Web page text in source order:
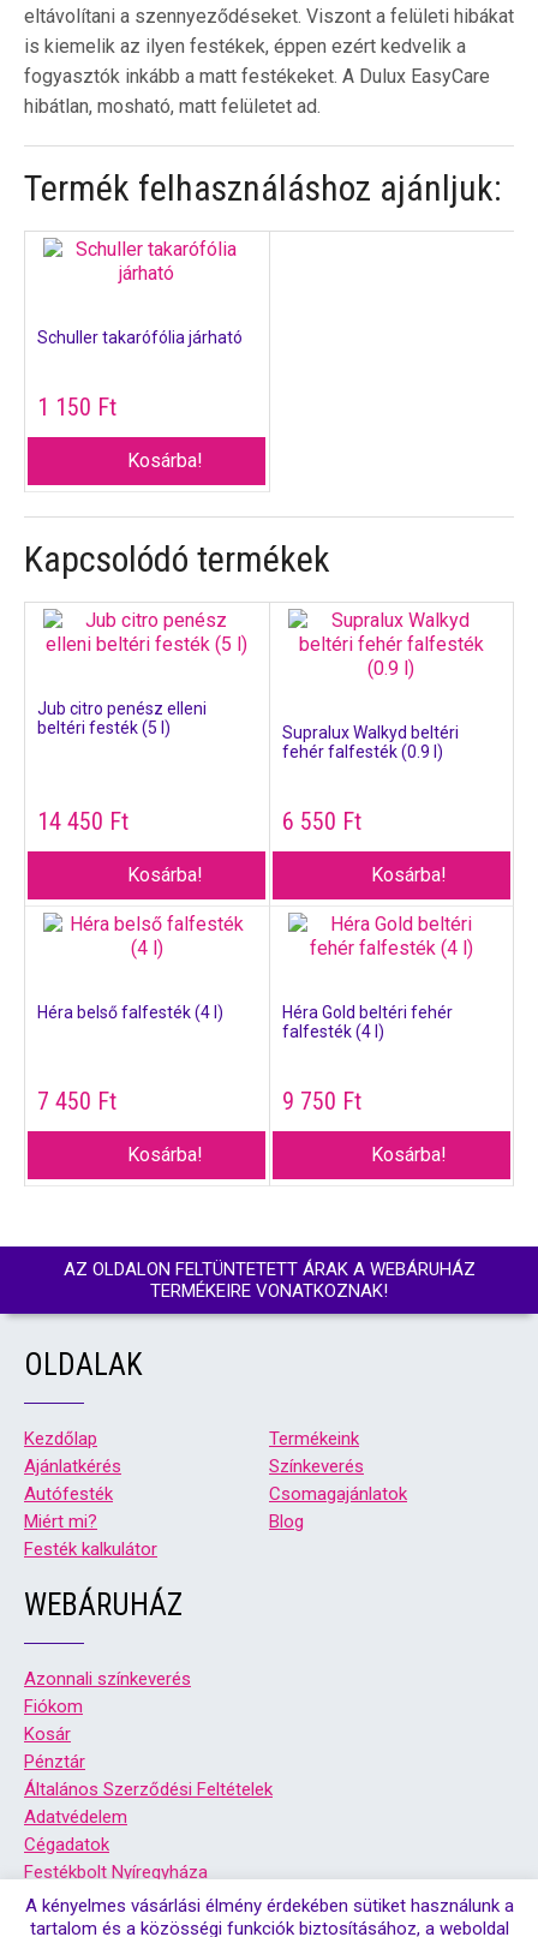
eltávolítani a szennyeződéseket. Viszont a felületi hibákat
is kiemelik az ilyen festékek, éppen ezért kedvelik a
fogyasztók inkább a matt festékeket. A Dulux EasyCare
hibátlan, mosható, matt felületet ad.
Termék felhasználáshoz ajánljuk:
Schuller takarófólia járható
1 150 Ft
Kosárba!
Kapcsolódó termékek
Jub citro penész elleni
beltéri festék (5 l)
14 450 Ft
Kosárba!
Supralux Walkyd beltéri
fehér falfesték (0.9 l)
6 550 Ft
Kosárba!
Héra belső falfesték (4 l)
7 450 Ft
Kosárba!
Héra Gold beltéri fehér
falfesték (4 l)
9 750 Ft
Kosárba!
AZ OLDALON FELTÜNTETETT ÁRAK A WEBÁRUHÁZ
TERMÉKEIRE VONATKOZNAK!
OLDALAK
Kezdőlap
Termékeink
Ajánlatkérés
Színkeverés
Autófesték
Csomagajánlatok
Miért mi?
Blog
Festék kalkulátor
WEBÁRUHÁZ
Azonnali színkeverés
Fiókom
Kosár
Pénztár
Általános Szerződési Feltételek
Adatvédelem
Cégadatok
Festékbolt Nyíregyháza
Festékbolt Debrecen
A kényelmes vásárlási élmény érdekében sütiket használunk a
tartalom és a közösségi funkciók biztosításához, a weboldal